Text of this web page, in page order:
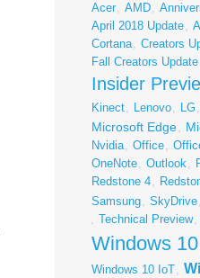
Acer, AMD,
April 2018 Update,
Cortana, Creators
Fall Creators Update
Insider
Kinect, Lenovo, LG,
Microsoft Edge,
Nvidia, Office,
OneNote, Outlook,
Redstone 4,
Samsung, SkyDrive,
, Technical Preview,
Windows 10
Windows 10 IoT,